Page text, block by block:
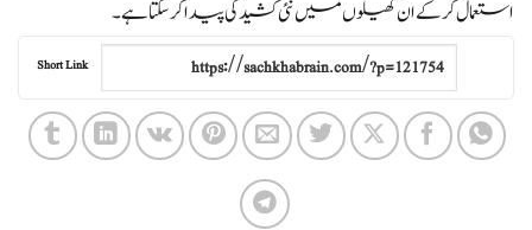
استعمال کر کے ان کھیلوں میں نئی کشیدگی پیدا کر سکتا ہے۔
Short Link